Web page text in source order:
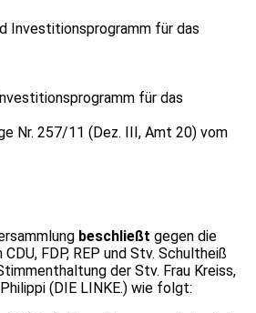
Investitionsprogramm für das
für das
Nr. 257/11 (Dez. III, Amt 20) vom
beschließt gegen die
FDP, REP und Stv. Schultheiß
der Stv. Frau Kreiss,
(DIE LINKE.) wie folgt: